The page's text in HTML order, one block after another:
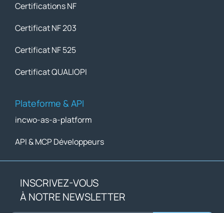
Certifications NF
Certificat NF 203
Certificat NF 525
Certificat QUALIOPI
Plateforme & API
incwo-as-a-platform
API & MCP Développeurs
INSCRIVEZ-VOUS
À NOTRE NEWSLETTER